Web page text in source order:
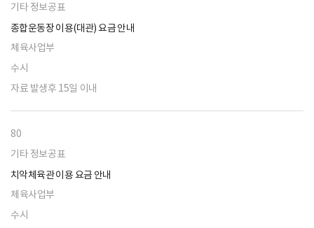
기타 정보공표
종합운동장 이용(대관) 요금 안내
체육사업부
수시
자료 발생후 15일 이내
80
기타 정보공표
치악체육관 이용 요금 안내
체육사업부
수시